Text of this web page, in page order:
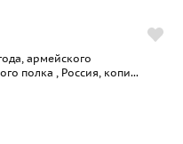
армейского
полка , Россия, копи...